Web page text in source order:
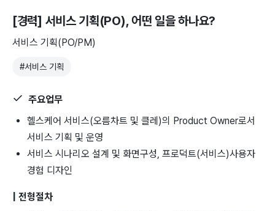
[경력] 서비스 기획(PO), 어떤 일을 하나요?
서비스 기획(PO/PM)
#서비스 기획
주요업무
헬스케어 서비스(오름차트 및 클레)의 Product Owner로서
서비스 기획 및 운영
서비스 시나리오 설계 및 화면구성, 프로덕트(서비스)사용자
경험 디자인
| 전형절차